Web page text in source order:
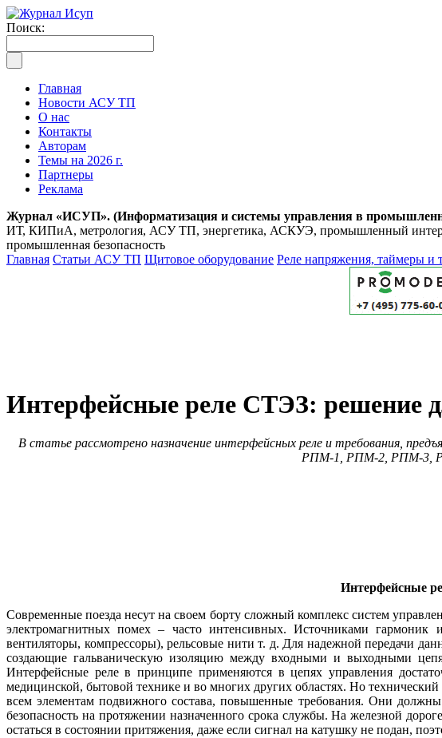
Поиск:
Главная
Новости АСУ ТП
О нас
Контакты
Авторам
Темы на 2026 г.
Партнеры
Реклама
Журнал «ИСУП». (Информатизация и системы управления в
ИТ, КИПиА, метрология, АСУ ТП, энергетика, АСКУЭ, промышленный
промышленная безопасность
Главная Статьи АСУ ТП Щитовое оборудование Реле напряжения, таймеры и
Интерфейсные реле СТЭЗ: решение
В статье рассмотрено назначение интерфейсных реле и требования,
РПМ‑1, РПМ‑2, РПМ‑3,
Интерфейсные
Современные поезда несут на своем борту сложный комплекс систем
электромагнитных помех – часто интенсивных. Источниками гармоник
вентиляторы, компрессоры), рельсовые ни­ти т. д. Для надежной передачи
создающие гальваническую изоляцию между входными и выходными
Интерфейсные ре­ле в принципе применяются в цепях управления
медицинской, бытовой технике и во многих других областях. Но
всем элементам подвижного состава, повышенные требования. Они должны
безопасность на протяжении назначенного срока службы. На железной
остаться в состоянии притяжения, да­же если сигнал на катушку не подан,